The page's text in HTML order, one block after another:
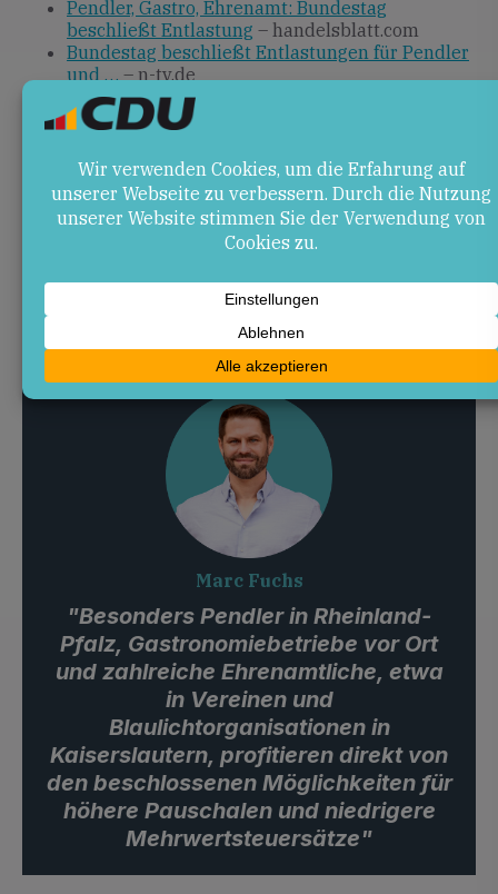
Pendler, Gastro, Ehrenamt: Bundestag
beschließt Entlastung – handelsblatt.com
Bundestag beschließt Entlastungen für Pendler
und …– n-tv.de
Gastronomie, Pendler, Ehrenamt: Bundestag
beschließt …– zdfheute.de
Steuererleichterungen für …–
deutschlandfunk.de
Erste Lesung des Steueränderungsgesetzes
2025– bundestag.de
Bundestag verabschiedet das
Marc Fuchs
"Besonders Pendler in Rheinland-
Pfalz, Gastronomiebetriebe vor Ort
und zahlreiche Ehrenamtliche, etwa
in Vereinen und
Blaulichtorganisationen in
Kaiserslautern, profitieren direkt von
den beschlossenen Möglichkeiten für
höhere Pauschalen und niedrigere
Mehrwertsteuersätze"